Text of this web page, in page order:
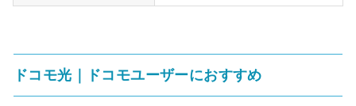
ドコモ光｜ドコモユーザーにおすすめ